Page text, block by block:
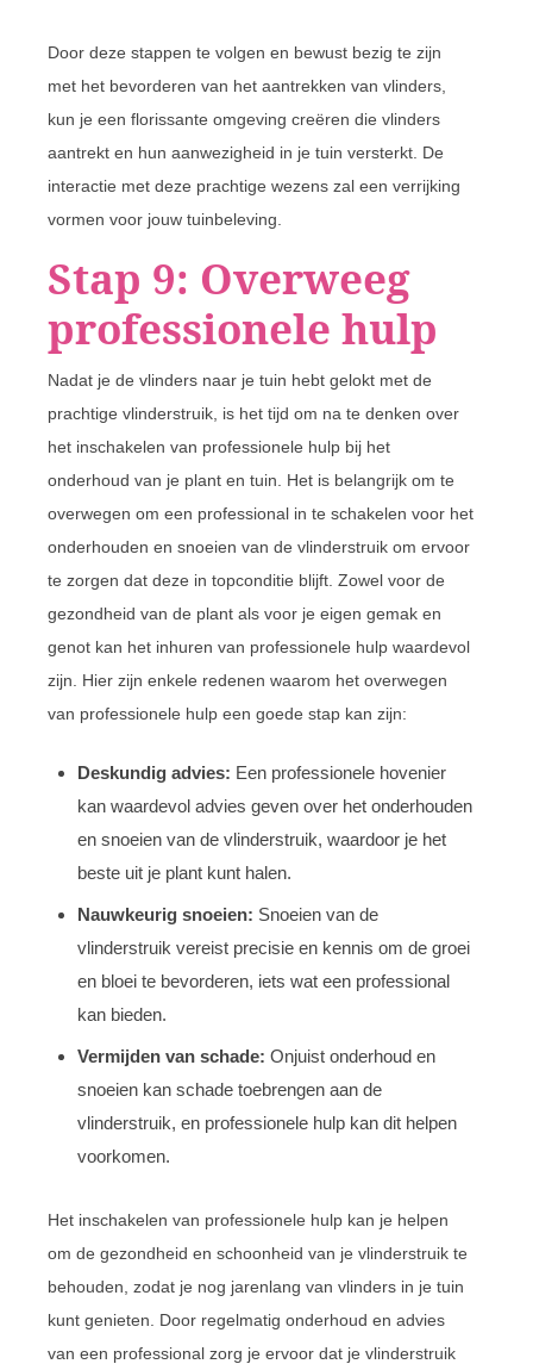
Door deze stappen te volgen en bewust bezig te zijn
met het bevorderen van het aantrekken van vlinders,
kun je een florissante omgeving creëren die vlinders
aantrekt en hun aanwezigheid in je tuin versterkt. De
interactie met deze prachtige wezens zal een verrijking
vormen voor jouw tuinbeleving.
Stap 9: Overweeg
professionele hulp
Nadat je de vlinders naar je tuin hebt gelokt met de
prachtige vlinderstruik, is het tijd om na te denken over
het inschakelen van professionele hulp bij het
onderhoud van je plant en tuin. Het is belangrijk om te
overwegen om een professional in te schakelen voor het
onderhouden en snoeien van de vlinderstruik om ervoor
te zorgen dat deze in topconditie blijft. Zowel voor de
gezondheid van de plant als voor je eigen gemak en
genot kan het inhuren van professionele hulp waardevol
zijn. Hier zijn enkele redenen waarom het overwegen
van professionele hulp een goede stap kan zijn:
Deskundig advies: Een professionele hovenier
kan waardevol advies geven over het onderhouden
en snoeien van de vlinderstruik, waardoor je het
beste uit je plant kunt halen.
Nauwkeurig snoeien: Snoeien van de
vlinderstruik vereist precisie en kennis om de groei
en bloei te bevorderen, iets wat een professional
kan bieden.
Vermijden van schade: Onjuist onderhoud en
snoeien kan schade toebrengen aan de
vlinderstruik, en professionele hulp kan dit helpen
voorkomen.
Het inschakelen van professionele hulp kan je helpen
om de gezondheid en schoonheid van je vlinderstruik te
behouden, zodat je nog jarenlang van vlinders in je tuin
kunt genieten. Door regelmatig onderhoud en advies
van een professional zorg je ervoor dat je vlinderstruik